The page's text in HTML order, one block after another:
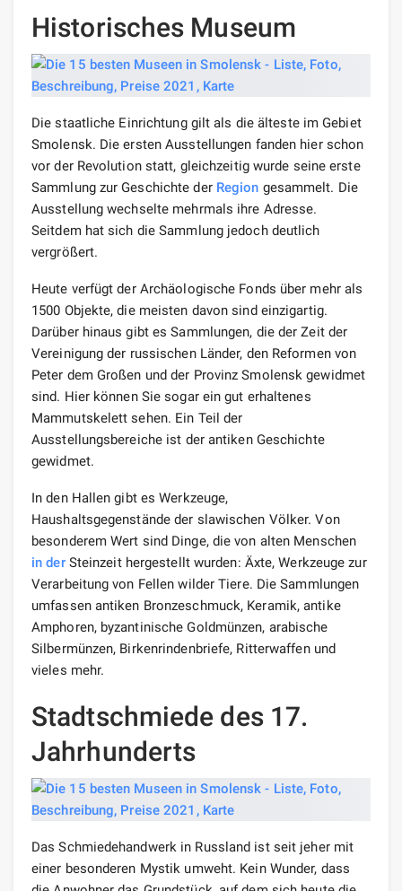
Historisches Museum
Die staatliche Einrichtung gilt als die älteste im Gebiet
Smolensk. Die ersten Ausstellungen fanden hier schon
vor der Revolution statt, gleichzeitig wurde seine erste
Sammlung zur Geschichte der Region gesammelt. Die
Ausstellung wechselte mehrmals ihre Adresse.
Seitdem hat sich die Sammlung jedoch deutlich
vergrößert.
Heute verfügt der Archäologische Fonds über mehr als
1500 Objekte, die meisten davon sind einzigartig.
Darüber hinaus gibt es Sammlungen, die der Zeit der
Vereinigung der russischen Länder, den Reformen von
Peter dem Großen und der Provinz Smolensk gewidmet
sind. Hier können Sie sogar ein gut erhaltenes
Mammutskelett sehen. Ein Teil der
Ausstellungsbereiche ist der antiken Geschichte
gewidmet.
In den Hallen gibt es Werkzeuge,
Haushaltsgegenstände der slawischen Völker. Von
besonderem Wert sind Dinge, die von alten Menschen
in derSteinzeit hergestellt wurden: Äxte, Werkzeuge zur
Verarbeitung von Fellen wilder Tiere. Die Sammlungen
umfassen antiken Bronzeschmuck, Keramik, antike
Amphoren, byzantinische Goldmünzen, arabische
Silbermünzen, Birkenrindenbriefe, Ritterwaffen und
vieles mehr.
Stadtschmiede des 17.
Jahrhunderts
Das Schmiedehandwerk in Russland ist seit jeher mit
einer besonderen Mystik umweht. Kein Wunder, dass